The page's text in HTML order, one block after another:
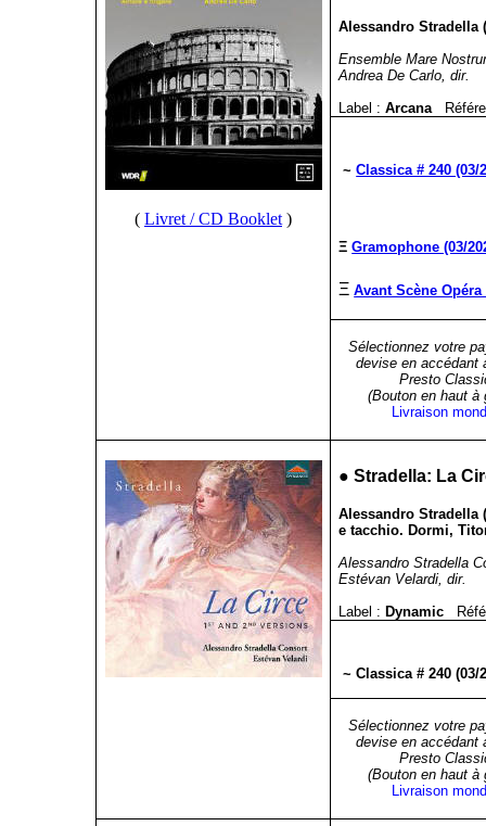
( Livret / CD Booklet )
Alessandro Stradella
Ensemble Mare
Andrea De Carlo, dir.
Label :Arcana
~Classica # 240 (03/
ΞGramophone (03/
ΞAvant Scène Opéra
Sélectionnez votre
devise en accédant
Presto
(Bouton en haut à
Livraison
●Stradella: La
Alessandro Stradella
e tacchio. Dormi,
Alessandro Stradella
Estévan Velardi, dir.
Label : Dynamic
~ Classica # 240 (03/
Sélectionnez votre
devise en accédant
Presto
(Bouton en haut à
Livraison